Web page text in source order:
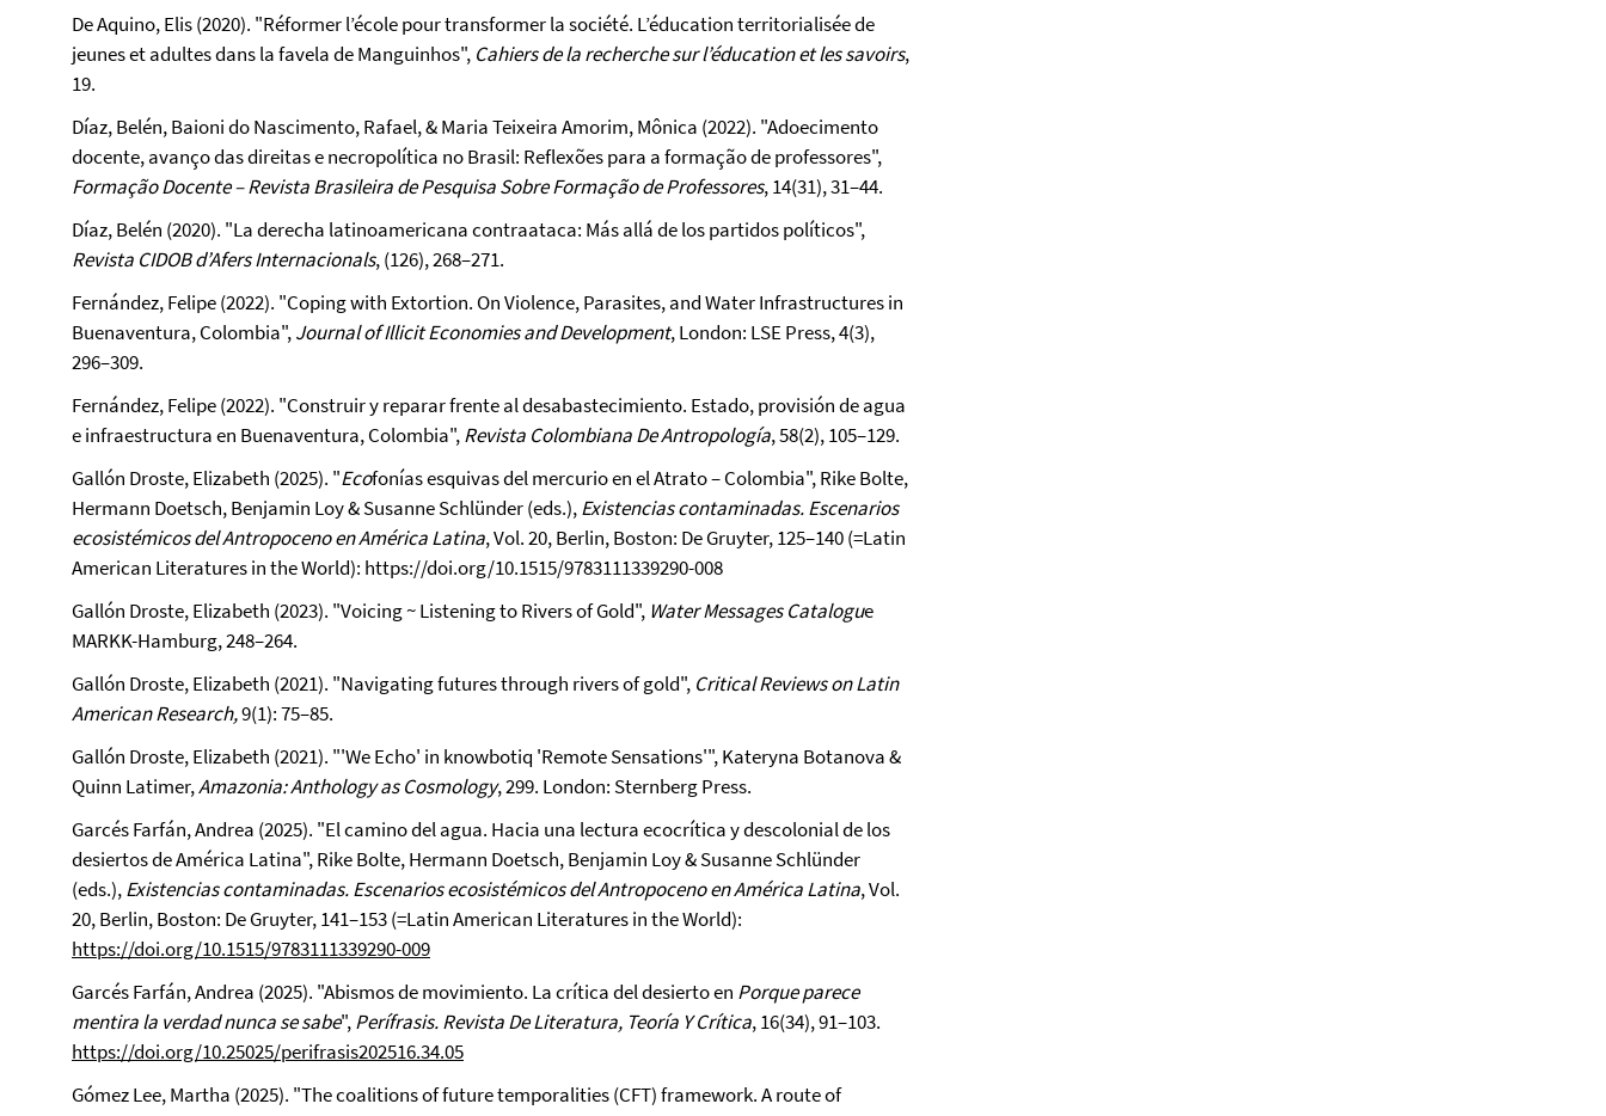
De Aquino, Elis (2020). "Réformer l’école pour transformer la société. L’éducation territorialisée de
jeunes et adultes dans la favela de Manguinhos", Cahiers de la recherche sur l’éducation et les savoirs,
19.
Díaz, Belén, Baioni do Nascimento, Rafael, & Maria Teixeira Amorim, Mônica (2022). "Adoecimento
docente, avanço das direitas e necropolítica no Brasil: Reflexões para a formação de professores",
Formação Docente – Revista Brasileira de Pesquisa Sobre Formação de Professores, 14(31), 31–44.
Díaz, Belén (2020). "La derecha latinoamericana contraataca: Más allá de los partidos políticos",
Revista CIDOB d’Afers Internacionals, (126), 268–271.
Fernández, Felipe (2022). "Coping with Extortion. On Violence, Parasites, and Water Infrastructures in
Buenaventura, Colombia",Journal of Illicit Economies and Development, London: LSE Press, 4(3),
296–309.
Fernández, Felipe (2022). "Construir y reparar frente al desabastecimiento. Estado, provisión de agua
e infraestructura en Buenaventura, Colombia",Revista Colombiana De Antropología, 58(2), 105–129.
Gallón Droste, Elizabeth (2025). "Ecofonías esquivas del mercurio en el Atrato – Colombia", Rike Bolte,
Hermann Doetsch, Benjamin Loy & Susanne Schlünder (eds.),Existencias contaminadas. Escenarios
ecosistémicos del Antropoceno en América Latina, Vol. 20, Berlin, Boston: De Gruyter, 125–140 (=Latin
American Literatures in the World): https://doi.org/10.1515/9783111339290-008
Gallón Droste, Elizabeth (2023). "Voicing ~ Listening to Rivers of Gold", Water Messages Catalogue
MARKK-Hamburg, 248–264.
Gallón Droste, Elizabeth (2021). "Navigating futures through rivers of gold", Critical Reviews on Latin
American Research,9(1): 75–85.
Gallón Droste, Elizabeth (2021). "'We Echo' in knowbotiq 'Remote Sensations'", Kateryna Botanova &
Quinn Latimer,Amazonia: Anthology as Cosmology, 299. London: Sternberg Press.
Garcés Farfán, Andrea (2025). "El camino del agua. Hacia una lectura ecocrítica y descolonial de los
desiertos de América Latina", Rike Bolte, Hermann Doetsch, Benjamin Loy & Susanne Schlünder
(eds.),Existencias contaminadas. Escenarios ecosistémicos del Antropoceno en América Latina, Vol.
20, Berlin, Boston: De Gruyter, 141–153 (=Latin American Literatures in the World):
https://doi.org/10.1515/9783111339290-009
Garcés Farfán, Andrea (2025). "Abismos de movimiento. La crítica del desierto en Porque parece
mentira la verdad nunca se sabe",Perífrasis. Revista De Literatura, Teoría Y Crítica, 16(34), 91–103.
https://doi.org/10.25025/perifrasis202516.34.05
Gómez Lee, Martha (2025). "The coalitions of future temporalities (CFT) framework. A route of